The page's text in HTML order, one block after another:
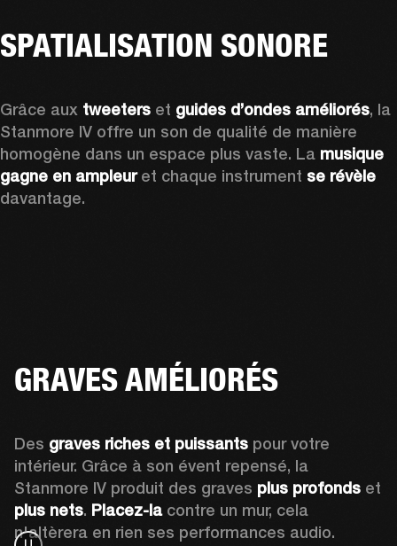
SPATIALISATION SONORE
Grâce aux tweeters et guides d’ondes améliorés, la
Stanmore IV offre un son de qualité de manière
homogène dans un espace plus vaste. La musique
gagne en ampleur et chaque instrument se révèle
davantage.
GRAVES AMÉLIORÉS
Des graves riches et puissants pour votre
intérieur. Grâce à son évent repensé, la
Stanmore IV produit des graves plus profonds
plus nets. Placez-la contre un mur, cela
n'altèrera en rien ses performances audio.